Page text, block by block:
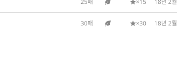
25매 ×15 18년 2월
30매 ×30 18년 2월